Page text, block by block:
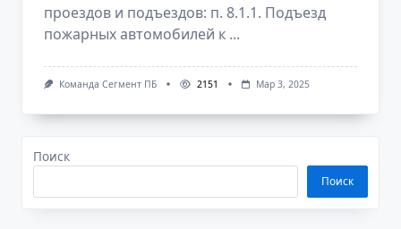
проездов и подъездов: п. 8.1.1. Подъезд
пожарных автомобилей к ...
Команда Сегмент ПБ 2151 Мар 3, 2025
Поиск
Поиск